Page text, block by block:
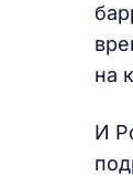
на
И